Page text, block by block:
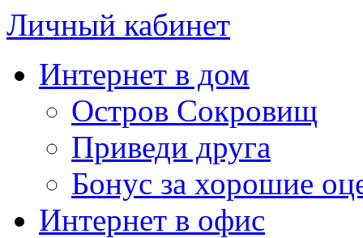
Личный кабинет
Интернет в дом
Остров Сокровищ
Приведи друга
Бонус за хорошие
Интернет в офис